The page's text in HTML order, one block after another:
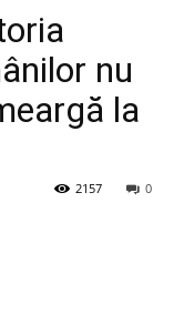
nu
la
0
2157